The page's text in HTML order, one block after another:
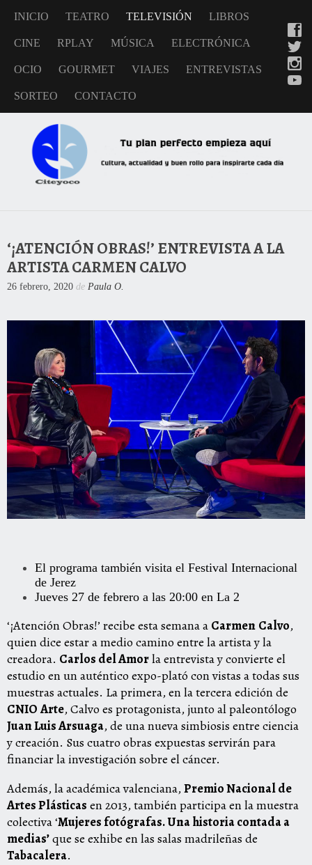
INICIO TEATRO TELEVISIÓN LIBROS
CINE RPLAY MÚSICA ELECTRÓNICA
OCIO GOURMET VIAJES ENTREVISTAS
SORTEO CONTACTO
‘¡ATENCIÓN OBRAS!’ ENTREVISTA A LA
ARTISTA CARMEN CALVO
26 febrero, 2020 de Paula O.
El programa también visita el Festival Internacional
de Jerez
Jueves 27 de febrero a las 20:00 en La 2
‘¡Atención Obras!’ recibe esta semana a Carmen Calvo,
quien dice estar a medio camino entre la artista y la
creadora. Carlos del Amorla entrevista y convierte el
estudio en un auténtico expo-plató con vistas a todas sus
muestras actuales. La primera, en la tercera edición de
CNIO Arte, Calvo es protagonista, junto al paleontólogo
Juan Luis Arsuaga, de una nueva simbiosis entre ciencia
y creación. Sus cuatro obras expuestas servirán para
financiar la investigación sobre el cáncer.
Además, la académica valenciana,Premio Nacional de
Artes Plásticas en 2013, también participa en la muestra
colectiva ‘Mujeres fotógrafas. Una historia contada a
medias’que se exhibe en las salas madrileñas de
Tabacalera.